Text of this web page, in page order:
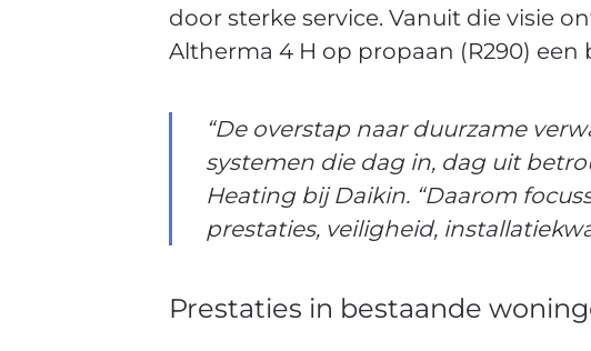
door sterke service. Vanuit die visie
Altherma 4 H op propaan (R290) een
“De overstap naar duurzame
systemen die dag in, dag uit
Heating bij Daikin. “Daarom
prestaties, veiligheid,
Prestaties in bestaande